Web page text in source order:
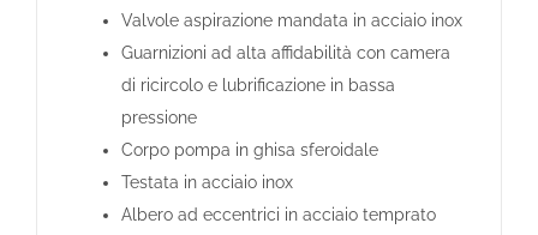
Valvole aspirazione mandata in acciaio inox
Guarnizioni ad alta affidabilità con camera
di ricircolo e lubrificazione in bassa
pressione
Corpo pompa in ghisa sferoidale
Testata in acciaio inox
Albero ad eccentrici in acciaio temprato